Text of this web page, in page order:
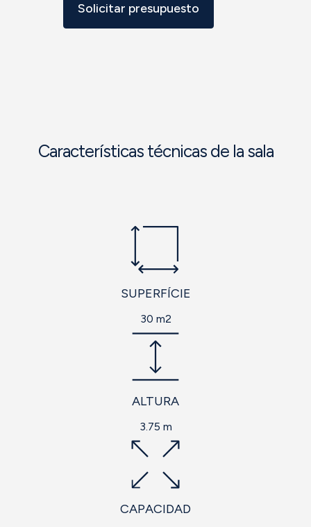
Solicitar presupuesto
Características técnicas de la sala
SUPERFÍCIE
30 m2
ALTURA
3.75 m
CAPACIDAD